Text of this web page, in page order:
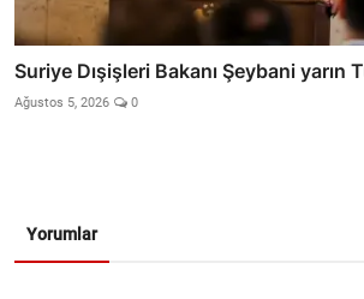
Suriye Dışişleri Bakanı Şeybani yarın
Ağustos 5, 2026 0
Yorumlar